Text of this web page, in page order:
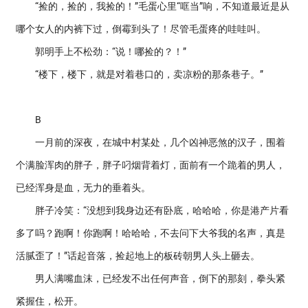
“捡的，捡的，我捡的！”毛蛋心里“哐当”响，不知道最近是从
哪个女人的内裤下过，倒霉到头了！尽管毛蛋疼的哇哇叫。
郭明手上不松劲：“说！哪捡的？！”
“楼下，楼下，就是对着巷口的，卖凉粉的那条巷子。”
B
一月前的深夜，在城中村某处，几个凶神恶煞的汉子，围着
个满脸浑肉的胖子，胖子叼烟背着灯，面前有一个跪着的男人，
已经浑身是血，无力的垂着头。
胖子冷笑：“没想到我身边还有卧底，哈哈哈，你是港产片看
多了吗？跑啊！你跑啊！哈哈哈，不去问下大爷我的名声，真是
活腻歪了！”话起音落，捡起地上的板砖朝男人头上砸去。
男人满嘴血沫，已经发不出任何声音，倒下的那刻，拳头紧
紧握住，松开。